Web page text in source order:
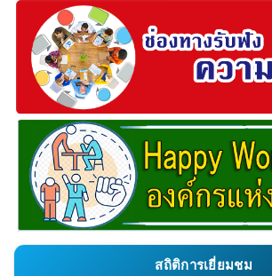
สถิติการเยี่ยมชม